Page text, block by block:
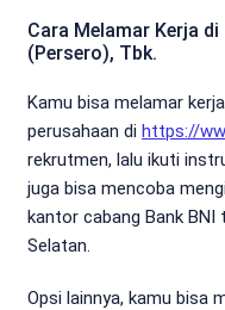
Cara Melamar Kerja
(Persero), Tbk.
Kamu bisa melamar
perusahaan di https://
rekrutmen, lalu ikuti
juga bisa mencoba
kantor cabang Bank BNI
Selatan.
Opsi lainnya, kamu bisa